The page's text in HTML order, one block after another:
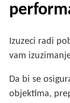
Izuzeci radi
vam
Da bi se
objektima,